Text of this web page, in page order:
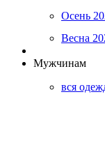
Осень
Весна
Мужчинам
вся